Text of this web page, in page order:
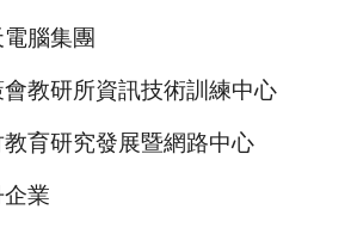
電腦集團
會教研所資訊技術訓練中心
教育研究發展暨網路中心
業